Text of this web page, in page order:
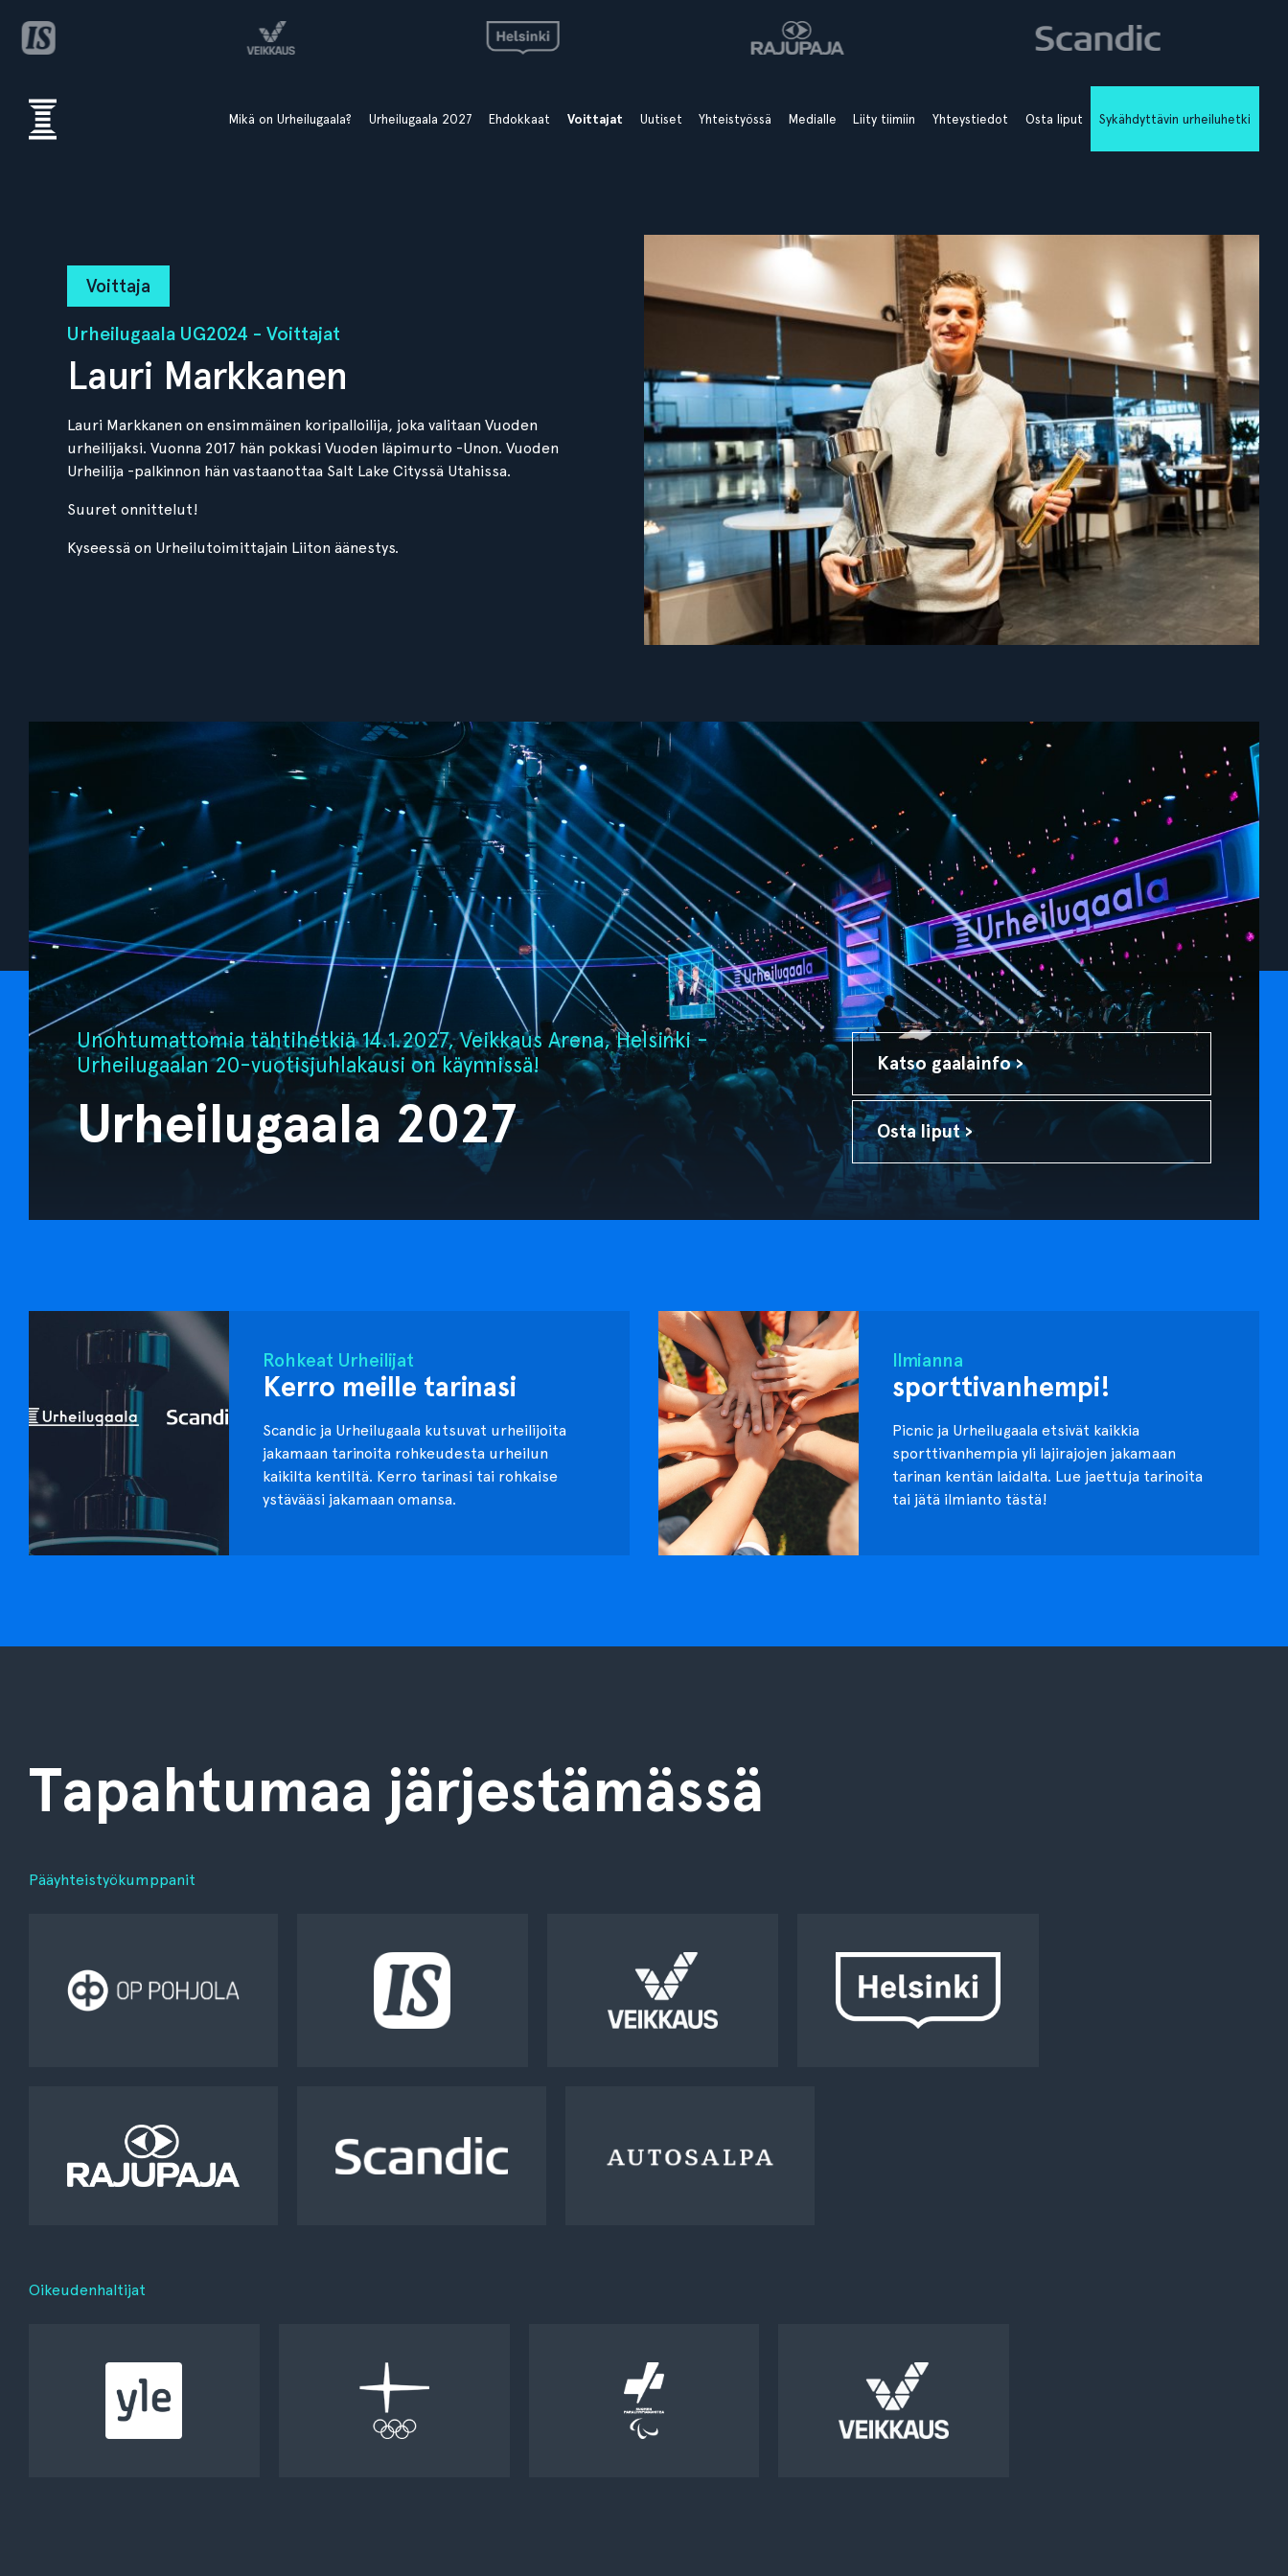
Mikä on Urheilugaala? Urheilugaala 2027 Ehdokkaat Voittajat Uutiset Yhteistyössä Medialle Liity tiimiin Yhteystiedot Osta liput Sykähdyttävin urheiluhetki
Voittaja
Urheilugaala UG2024 - Voittajat
Lauri Markkanen
Lauri Markkanen on ensimmäinen koripalloilija, joka valitaan Vuoden
urheilijaksi. Vuonna 2017 hän pokkasi Vuoden läpimurto -Unon. Vuoden
Urheilija -palkinnon hän vastaanottaa Salt Lake Cityssä Utahissa.
Suuret onnittelut!
Kyseessä on Urheilutoimittajain Liiton äänestys.
Unohtumattomia tähtihetkiä 14.1.2027, Veikkaus Arena, Helsinki -
Urheilugaalan 20-vuotisjuhlakausi on käynnissä!
Urheilugaala 2027
Katso gaalainfo ›
Osta liput ›
Rohkeat Urheilijat
Kerro meille tarinasi
Scandic ja Urheilugaala kutsuvat urheilijoita
jakamaan tarinoita rohkeudesta urheilun
kaikilta kentiltä. Kerro tarinasi tai rohkaise
ystävääsi jakamaan omansa.
Ilmianna
sporttivanhempi!
Picnic ja Urheilugaala etsivät kaikkia
sporttivanhempia yli lajirajojen jakamaan
tarinan kentän laidalta. Lue jaettuja tarinoita
tai jätä ilmianto tästä!
Tapahtumaa järjestämässä
Pääyhteistyökumppanit
Oikeudenhaltijat